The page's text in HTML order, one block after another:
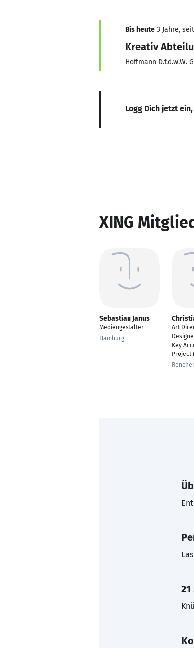
Bis heute 3 Jahre,
Kreativ
Hoffmann D.f.d.w.W.
Logg Dich jetzt
XING
Sebastian Janus
Mediengestalter
Hamburg
Art
Key
Project